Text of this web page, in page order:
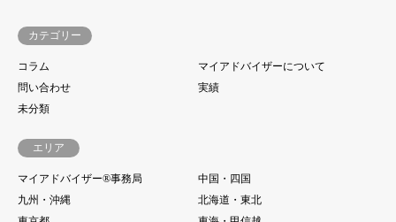
カテゴリー
コラム
マイアドバイザーについて
問い合わせ
実績
未分類
エリア
マイアドバイザー®事務局
中国・四国
九州・沖縄
北海道・東北